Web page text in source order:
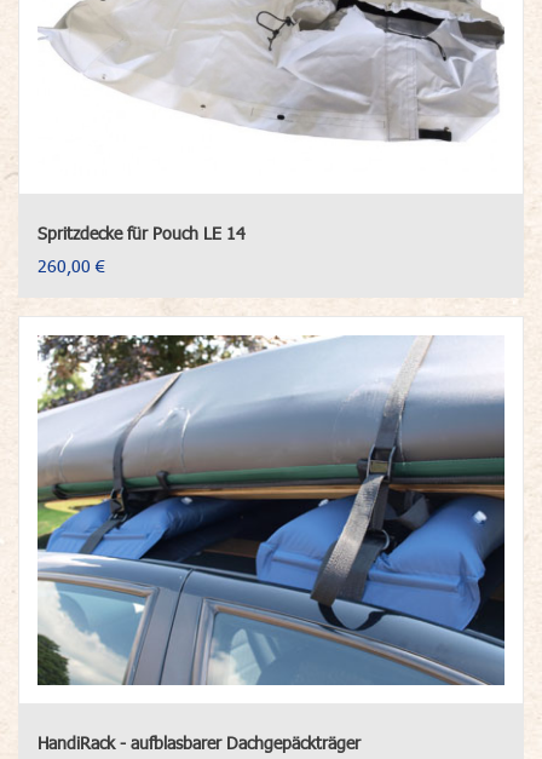
Spritzdecke für Pouch LE 14
260,00 €
HandiRack - aufblasbarer Dachgepäckträger